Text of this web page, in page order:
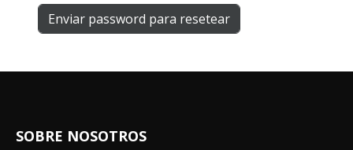
Enviar password para resetear
SOBRE NOSOTROS